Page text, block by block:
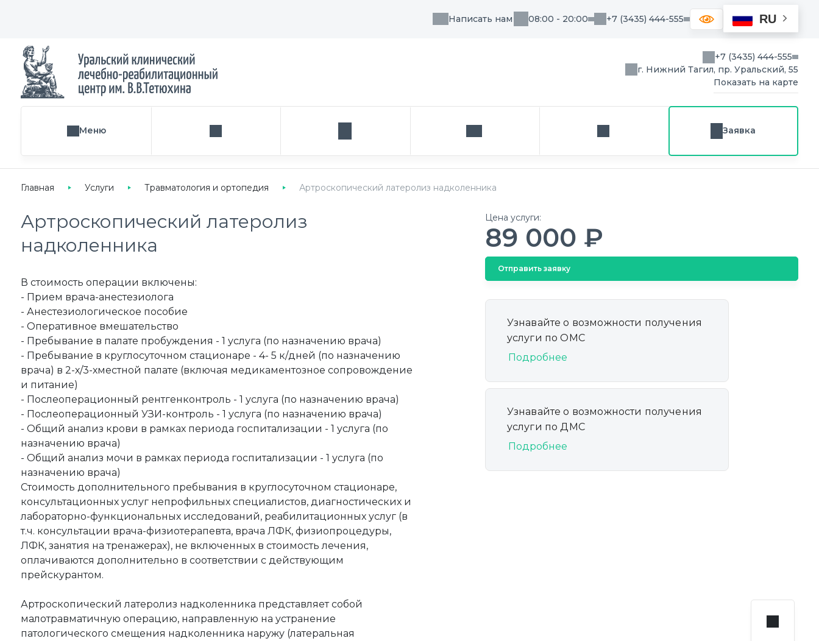
Написать нам 08:00 - 20:00 +7 (3435) 444-555 RU
+7 (3435) 444-555
г. Нижний Тагил, пр. Уральский, 55
Показать на карте
Меню Поиск услуги, направления или врача Написать нам Заказ звонка Заявка
Главная Услуги Травматология и ортопедия Артроскопический латеролиз надколенника
Артроскопический латеролиз
надколенника
В стоимость операции включены:
- Прием врача-анестезиолога
- Анестезиологическое пособие
- Оперативное вмешательство
- Пребывание в палате пробуждения - 1 услуга (по назначению врача)
- Пребывание в круглосуточном стационаре - 4- 5 к/дней (по назначению
врача) в 2-х/3-хместной палате (включая медикаментозное сопровождение
и питание)
- Послеоперационный рентгенконтроль - 1 услуга (по назначению врача)
- Послеоперационный УЗИ-контроль - 1 услуга (по назначению врача)
- Общий анализ крови в рамках периода госпитализации - 1 услуга (по
назначению врача)
- Общий анализ мочи в рамках периода госпитализации - 1 услуга (по
назначению врача)
Стоимость дополнительного пребывания в круглосуточном стационаре,
консультационных услуг непрофильных специалистов, диагностических и
лабораторно-функциональных исследований, реабилитационных услуг (в
т.ч. консультации врача-физиотерапевта, врача ЛФК, физиопроцедуры,
ЛФК, занятия на тренажерах), не включенных в стоимость лечения,
оплачиваются дополнительно в соответствии с действующим
прейскурантом.
Артроскопический латеролиз надколенника представляет собой
малотравматичную операцию, направленную на устранение
патологического смещения надколенника наружу (латеральная
Цена услуги:
89 000 ₽
Отправить заявку
Узнавайте о возможности получения
услуги по ОМС
Подробнее
Узнавайте о возможности получения
услуги по ДМС
Подробнее